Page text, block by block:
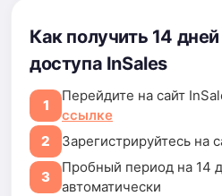
Как получить 14
доступа InSales
1
Перейдите на сайт
ссылке
2
Зарегистрируйтесь на
3
Пробный период на 14
автоматически